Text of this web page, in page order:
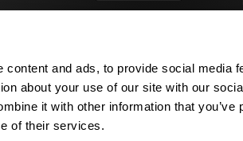
content and ads, to provide social media
about your use of our site with our
it with other information that you’ve
of their services.